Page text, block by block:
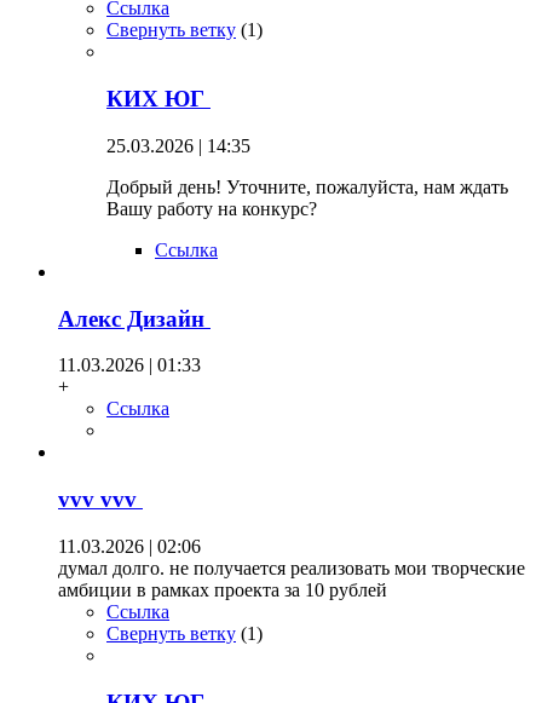
Ссылка
Свернуть ветку (1)
КИХ ЮГ
25.03.2026 | 14:35
Добрый день! Уточните, пожалуйста, нам ждать
Вашу работу на конкурс?
Ссылка
Алекс Дизайн
11.03.2026 | 01:33
+
Ссылка
vvv vvv
11.03.2026 | 02:06
думал долго. не получается реализовать мои творческие
амбиции в рамках проекта за 10 рублей
Ссылка
Свернуть ветку (1)